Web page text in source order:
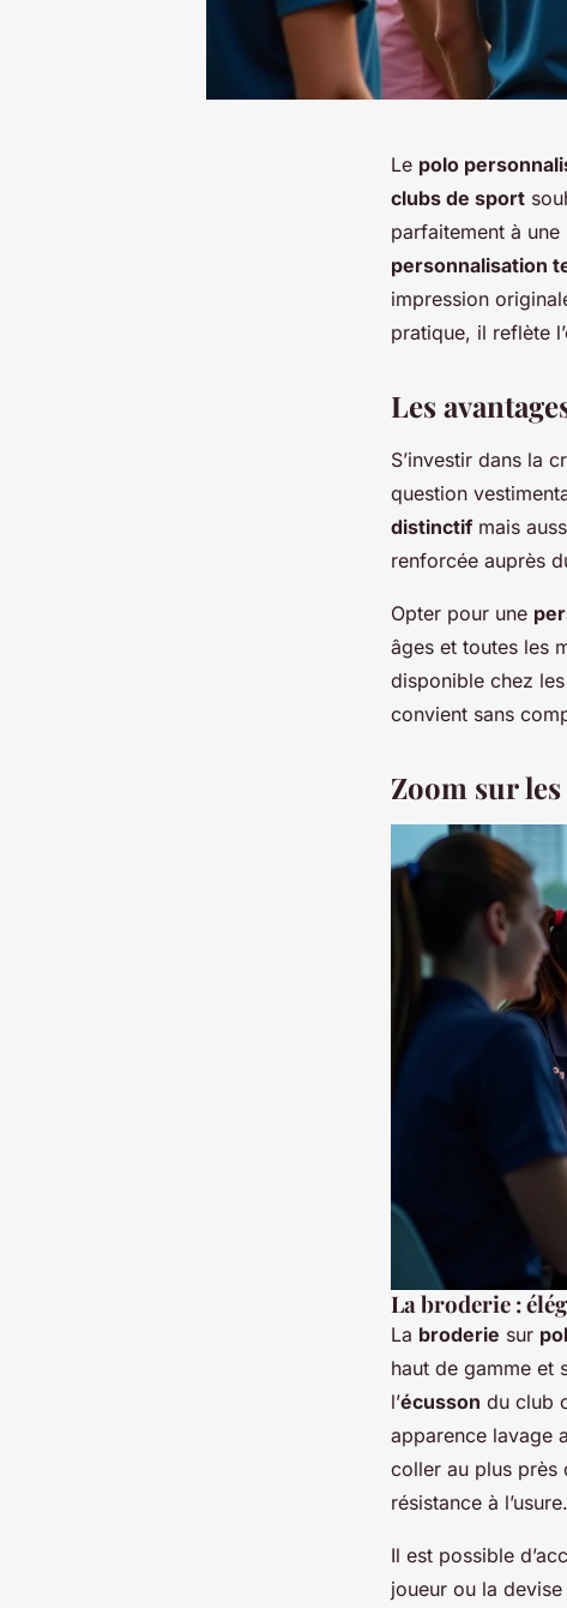
Le polo
clubs de sport
parfaitement à
personnalisation
impression
pratique, il reflète
Les
S’investir dans la
question
distinctif mais
renforcée auprès
Opter pour une
âges et toutes les
disponible chez
convient sans
Zoom sur
La broderie :
La broderie sur
haut de gamme et
l’écusson du club
apparence lavage
coller au plus près
résistance à l’usure.
Il est possible
joueur ou la